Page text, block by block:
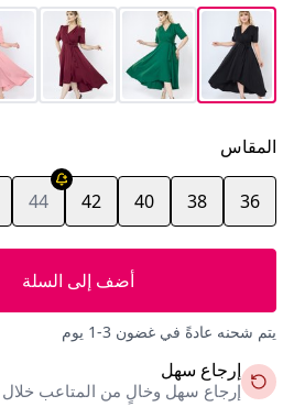
المقاس
36
38
40
42
44
أضف إلى السلة
يتم شحنه عادةً في غضون 3-1 يوم
إرجاع سهل
إرجاع سهل وخالٍ من المتاعب خلال 14 يومًا